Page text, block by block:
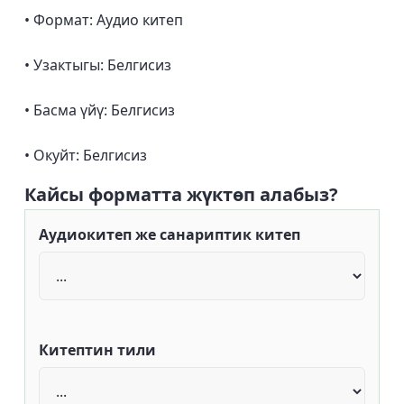
• Формат: Аудио китеп
• Узактыгы: Белгисиз
• Басма үйү: Белгисиз
• Окуйт: Белгисиз
Кайсы форматта жүктөп алабыз?
Аудиокитеп же санариптик китеп
Китептин тили